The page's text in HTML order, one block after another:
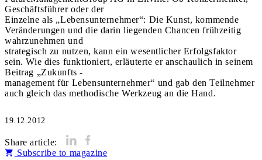
Geschäftsführer oder der
Einzelne als „Lebensunternehmer“: Die Kunst, kommende
Veränderungen und die darin liegenden Chancen frühzeitig
wahrzunehmen und
strategisch zu nutzen, kann ein wesentlicher Erfolgsfaktor
sein. Wie dies funktioniert, erläuterte er anschaulich in seinem
Beitrag „Zukunfts -
management für Lebensunternehmer“ und gab den Teilnehmer
auch gleich das methodische Werkzeug an die Hand.
19.12.2012
Share article:
Subscribe to magazine